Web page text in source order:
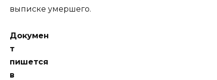
выписке умершего.
Докумен
т
пишется
в